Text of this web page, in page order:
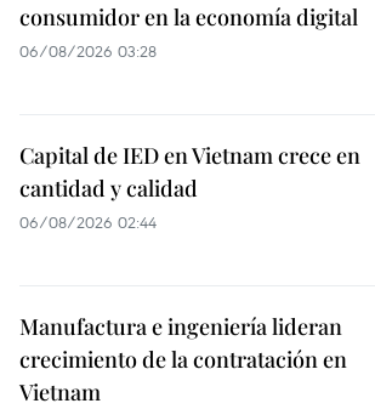
consumidor en la economía digital
06/08/2026 03:28
Capital de IED en Vietnam crece en
cantidad y calidad
06/08/2026 02:44
Manufactura e ingeniería lideran
crecimiento de la contratación en
Vietnam